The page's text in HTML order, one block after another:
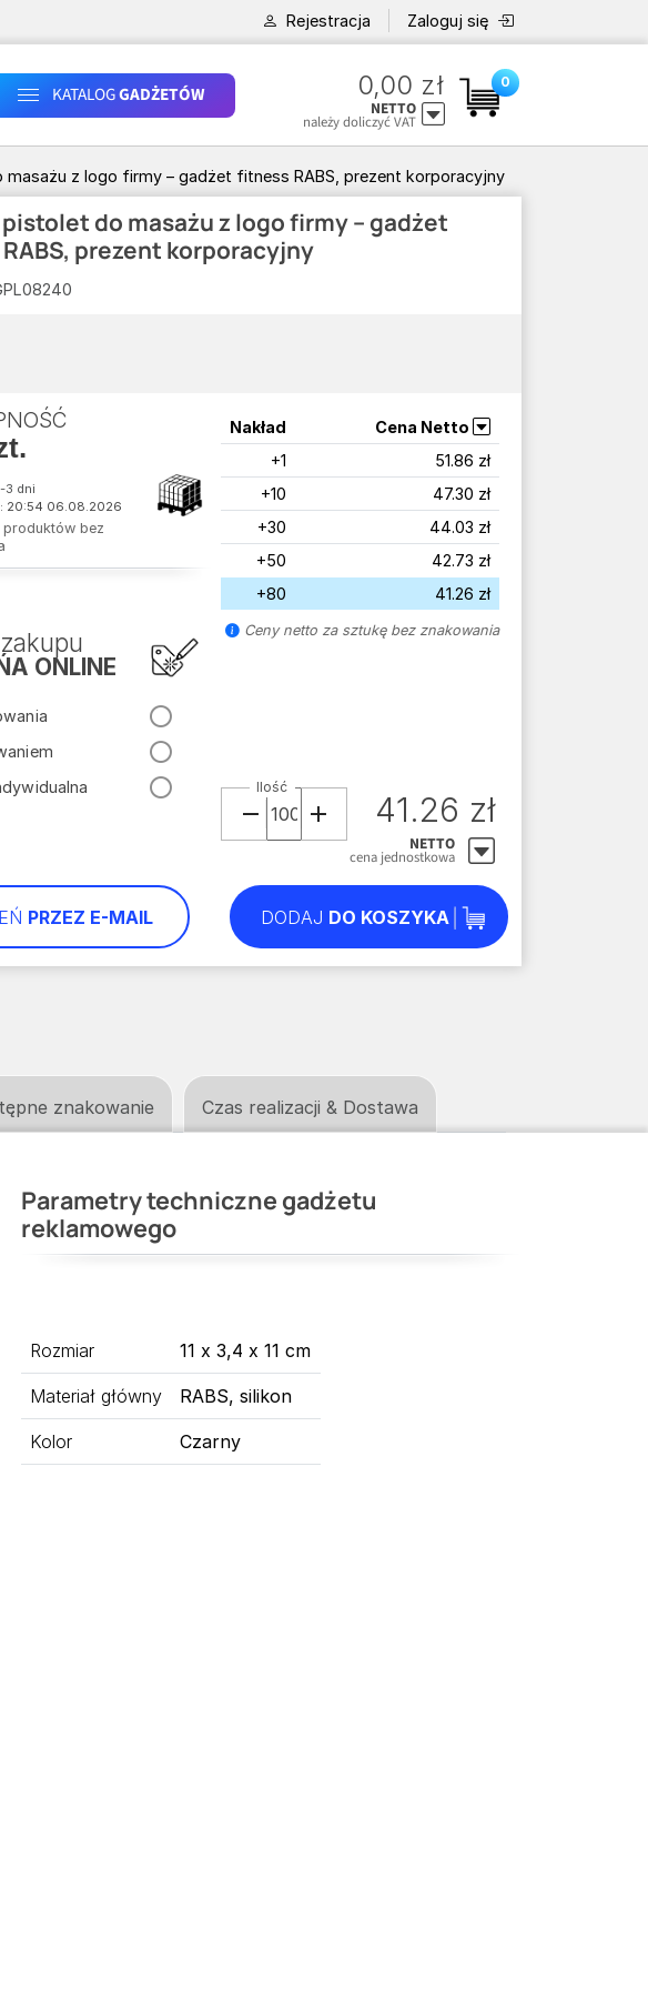
Rejestracja Zaloguj się
KATALOGGADŻETÓW 0,00 zł
NETTO
należy doliczyć VAT
0
masażu z logo firmy – gadżet fitness RABS, prezent korporacyjny
do masażu z logo firmy – gadżet
prezent korporacyjny
Parametry techniczne gadżetu
reklamowego
Rozmiar 11 x 3,4 x 11 cm
Materiał główny RABS, silikon
Kolor Czarny
znakowanie Czas realizacji & Dostawa
3 dni
20:54 06.08.2026
bez
ONLINE
Nakład
Cena Netto
+1
51.86 zł
+10
47.30 zł
+30
44.03 zł
+50
42.73 zł
+80
41.26 zł
Ceny netto za sztukę bez znakowania
Ilość
41.26 zł
NETTO
cena jednostkowa
PRZEZ E-MAIL DODAJ DO KOSZYKA